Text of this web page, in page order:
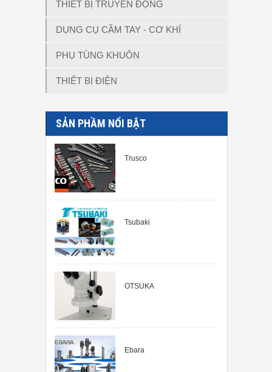
THIẾT BỊ TRUYỀN ĐỘNG
DỤNG CỤ CẦM TAY - CƠ KHÍ
PHỤ TÙNG KHUÔN
THIẾT BỊ ĐIỆN
SẢN PHẦM NỔI BẬT
Trusco
Tsubaki
OTSUKA
Ebara